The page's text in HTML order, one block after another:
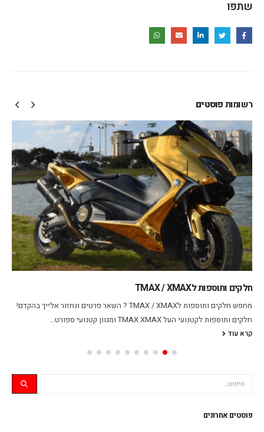
שתפו
רשומותפוסטים
חלקים ותוספות לTMAX / XMAX
מחפש חלקים ותוספות לTMAX / XMAX ? השאר פרטים ונחזור אלייך בהקדם!
חלקים ותוספות לקטנועי העל TMAX XMAX ומגוון קטנועי ספורט...
קרא עוד
פוסטים אחרונים